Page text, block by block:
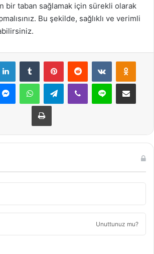
bir taban sağlamak için sürekli olarak
Bu şekilde, sağlıklı ve verimli
LinkedInTumblr PinterestReddit VKontakte
MessengerWhatsAppTelegramViber Line E-Posta ile
Yazdır
Unuttunuz mu?